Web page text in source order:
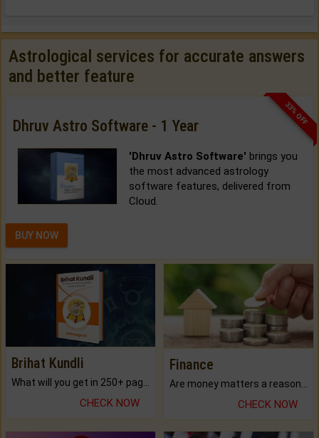
Astrological services for accurate answers
and better feature
33% OFF
Dhruv Astro Software - 1 Year
'Dhruv Astro Software' brings you
the most advanced astrology
software features, delivered from
Cloud.
BUY NOW
Brihat Kundli
CHECK NOW
Finance
CHECK NOW